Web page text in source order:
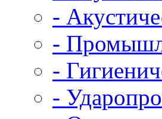
-
-
-
-